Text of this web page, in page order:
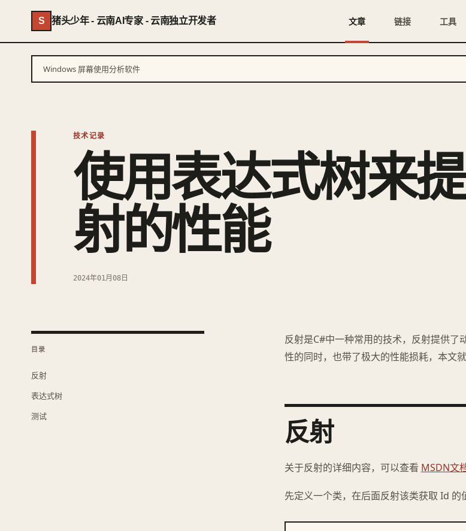
S 猪头少年 - 云南AI专家 - 云南独立开发者 文章 链接 工具
Windows 屏幕使用分析软件
技术记录
使用表达式树来
射的性能
2024年01月08日
目录
反射
表达式树
测试
反射是C#中一种常用的技术，反射提供
性的同时，也带了极大的性能损耗，本文
反射
关于反射的详细内容，可以查看 MSDN文
先定义一个类，在后面反射该类获取 Id 的